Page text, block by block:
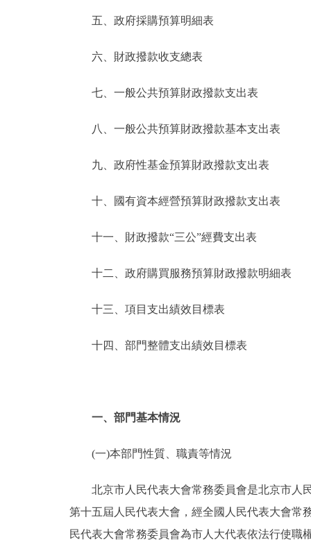
綠色北京
ENGLISH
五、政府採購預算明細表
六、財政撥款收支總表
七、一般公共預算財政撥款支出表
八、一般公共預算財政撥款基本支出表
九、政府性基金預算財政撥款支出表
十、國有資本經營預算財政撥款支出表
十一、財政撥款“三公”經費支出表
十二、政府購買服務預算財政撥款明細表
十三、項目支出績效目標表
十四、部門整體支出績效目標表
一、部門基本情況
(一)本部門性質、職責等情況
北京市人民代表大會常務委員會是北京市人民
第十五屆人民代表大會，經全國人民代表大會常
民代表大會常務委員會為市人大代表依法行使職